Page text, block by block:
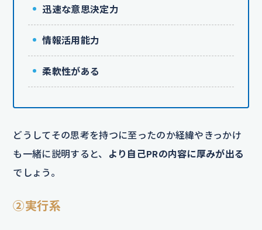
迅速な意思決定力
情報活用能力
柔軟性がある
どうしてその思考を持つに至ったのか経緯やきっかけ
も一緒に説明すると、
より自己PRの内容に厚みが出る
でしょう。
②実行系